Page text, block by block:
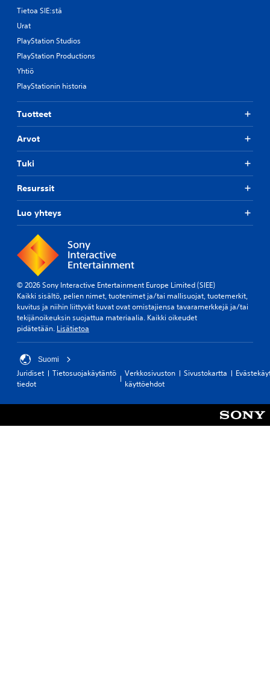
Tietoa SIE:stä
Urat
PlayStation Studios
PlayStation Productions
Yhtiö
PlayStationin historia
Tuotteet
Arvot
Tuki
Resurssit
Luo yhteys
© 2026 Sony Interactive Entertainment Europe Limited (SIEE)
Kaikki sisältö, pelien nimet, tuotenimet ja/tai mallisuojat, tuotemerkit,
kuvitus ja niihin liittyvät kuvat ovat omistajiensa tavaramerkkejä ja/tai
tekijänoikeuksin suojattua materiaalia. Kaikki oikeudet
pidätetään. Lisätietoa
Suomi
Juridiset
tiedot
Tietosuojakäytäntö
Verkkosivuston
käyttöehdot
Sivustokartta